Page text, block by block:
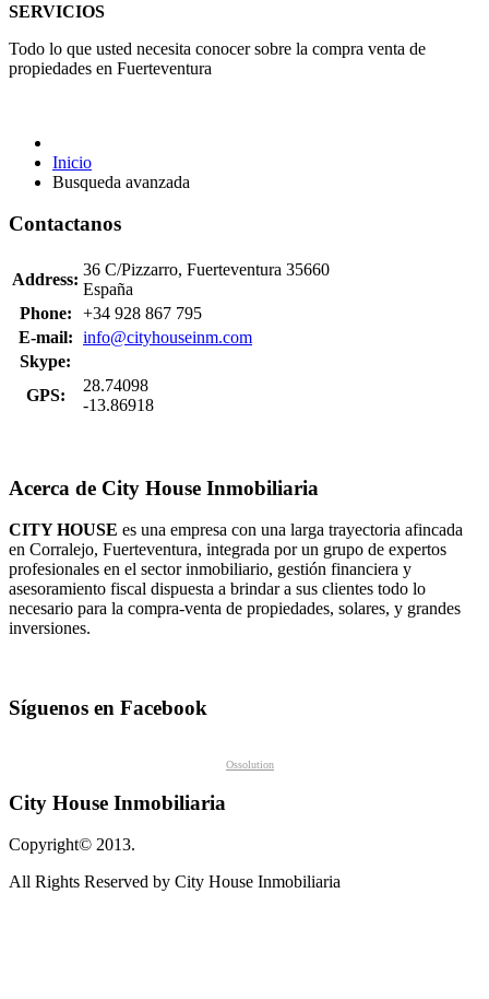
SERVICIOS
Todo lo que usted necesita conocer sobre la compra venta de
propiedades en Fuerteventura
Inicio
Busqueda avanzada
Contactanos
Address:
36 C/Pizzarro, Fuerteventura 35660
España
Phone:
+34 928 867 795
E-mail: info@cityhouseinm.com
Skype:
GPS:
28.74098
-13.86918
Acerca de City House Inmobiliaria
CITY HOUSE es una empresa con una larga trayectoria afincada
en Corralejo, Fuerteventura, integrada por un grupo de expertos
profesionales en el sector inmobiliario, gestión financiera y
asesoramiento fiscal dispuesta a brindar a sus clientes todo lo
necesario para la compra-venta de propiedades, solares, y grandes
inversiones.
Síguenos en Facebook
Ossolution
City House Inmobiliaria
Copyright© 2013.
All Rights Reserved by City House Inmobiliaria